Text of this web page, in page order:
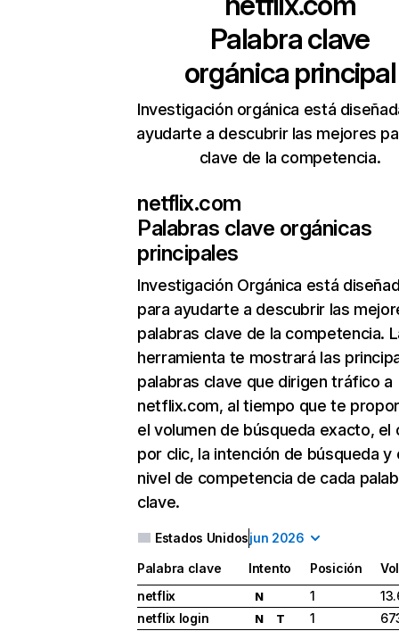
Palabra clave
orgánica principal
Investigación orgánica está
ayudarte a descubrir las mejores
clave de la competencia.
netflix.com
Palabras clave orgánicas
principales
Investigación Orgánica está
para ayudarte a descubrir las
palabras clave de la competencia.
herramienta te mostrará las
palabras clave que dirigen tráfico a
netflix.com, al tiempo que te
el volumen de búsqueda exacto, el
por clic, la intención de búsqueda y
nivel de competencia de cada
clave.
Estados Unidosjun 2026
Palabra clave Intento Posición
netflix
N 1
netflix login
N T 1